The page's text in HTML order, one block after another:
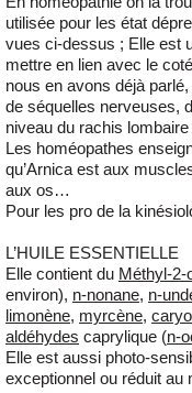
utilisée pour les état
vues ci-dessus ; Elle est
mettre en lien avec le
nous en avons déjà
de séquelles nerveuses,
niveau du rachis
Les homéopathes
qu’Arnica est aux
aux os…
Pour les pro de la
L’HUILE ESSENTIELLE
Elle contient du Méthyl-2-
environ), n-nonane, n-
limonène, myrcène,
aldéhydes caprylique (n-
Elle est aussi photo-
exceptionnel ou réduit